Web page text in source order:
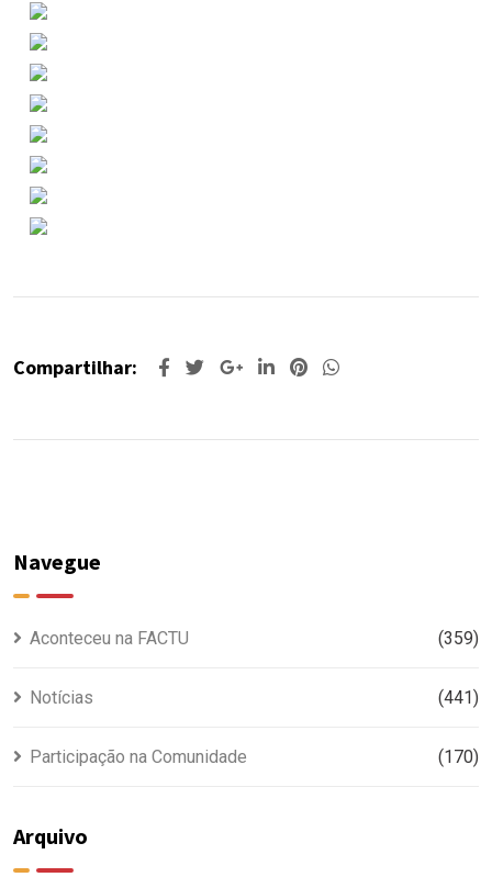
Compartilhar:
Navegue
Aconteceu na FACTU (359)
Notícias (441)
Participação na Comunidade (170)
Arquivo